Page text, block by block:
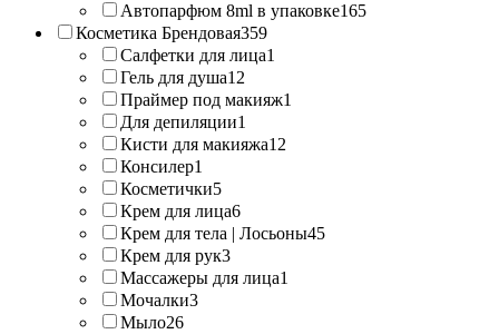
Автопарфюм 8ml в упаковке165
Косметика Брендовая359
Салфетки для лица1
Гель для душа12
Праймер под макияж1
Для депиляции1
Кисти для макияжа12
Консилер1
Косметички5
Крем для лица6
Крем для тела | Лосьоны45
Крем для рук3
Массажеры для лица1
Мочалки3
Мыло26